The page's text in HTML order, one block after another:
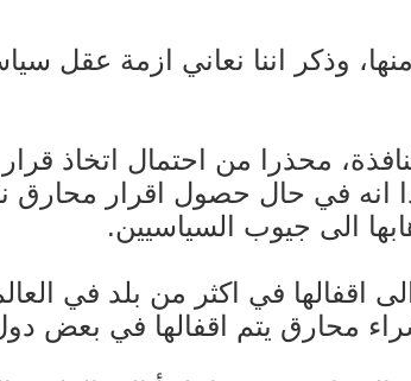
وذكر اننا نعاني ازمة عقل
محذرا من احتمال اتخاذ
انه في حال حصول اقرار
الى جيوب السياسيين.
في اكثر من بلد في العالم
محارق يتم اقفالها في بعض